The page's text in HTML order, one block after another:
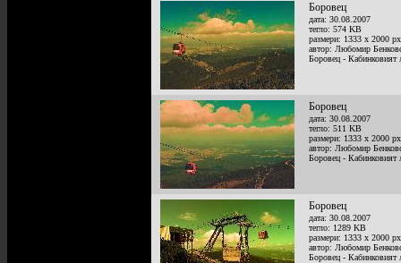
Боровец
дата: 30.08.2007
тегло: 574 KB
размери: 1333 x 2000
автор: Любомир
Боровец - Кабинковият
Боровец
дата: 30.08.2007
тегло: 511 KB
размери: 1333 x 2000
автор: Любомир
Боровец - Кабинковият
Боровец
дата: 30.08.2007
тегло: 1289 KB
размери: 1333 x 2000
автор: Любомир
Боровец - Кабинковият